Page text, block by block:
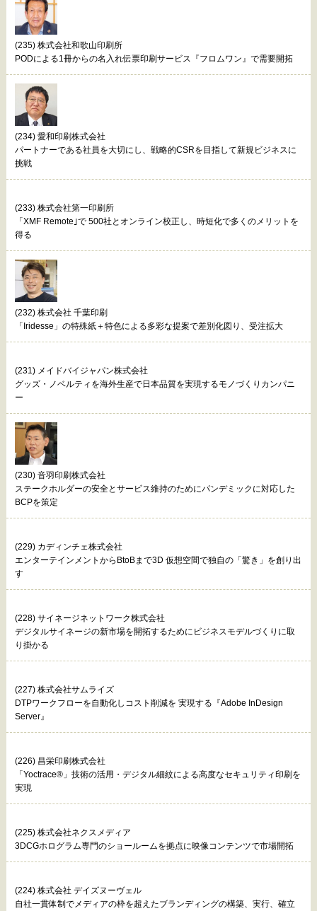
(235) 株式会社和歌山印刷所
PODによる1冊からの名入れ伝票印刷サービス『フロムワン』で需要開拓
(234) 愛和印刷株式会社
パートナーである社員を大切にし、戦略的CSRを目指して新規ビジネスに
挑戦
(233) 株式会社第一印刷所
「XMF Remote｣で 500社とオンライン校正し、時短化で多くのメリットを
得る
(232) 株式会社 千葉印刷
「Iridesse」の特殊紙＋特色による多彩な提案で差別化図り、受注拡大
(231) メイドバイジャパン株式会社
グッズ・ノベルティを海外生産で日本品質を実現するモノづくりカンパニ
ー
(230) 音羽印刷株式会社
ステークホルダーの安全とサービス維持のためにパンデミックに対応した
BCPを策定
(229) カディンチェ株式会社
エンターテインメントからBtoBまで3D 仮想空間で独自の「驚き」を創り出
す
(228) サイネージネットワーク株式会社
デジタルサイネージの新市場を開拓するためにビジネスモデルづくりに取
り掛かる
(227) 株式会社サムライズ
DTPワークフローを自動化しコスト削減を 実現する『Adobe InDesign
Server』
(226) 昌栄印刷株式会社
「Yoctrace®」技術の活用・デジタル細紋による高度なセキュリティ印刷を
実現
(225) 株式会社ネクスメディア
3DCGホログラム専門のショールームを拠点に映像コンテンツで市場開拓
(224) 株式会社 デイズヌーヴェル
自社一貫体制でメディアの枠を超えたブランディングの構築、実行、確立